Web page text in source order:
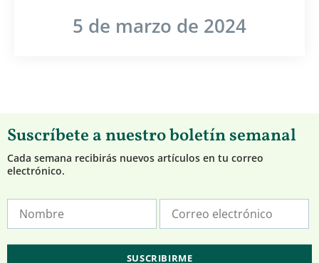
5 de marzo de 2024
Suscríbete a nuestro boletín semanal
Cada semana recibirás nuevos artículos en tu correo
electrónico.